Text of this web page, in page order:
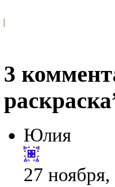
3
Юлия
27